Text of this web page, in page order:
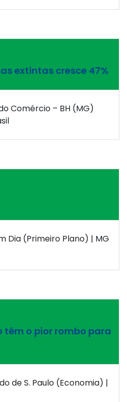
extintas cresce 47%
Comércio – BH (MG)
Dia (Primeiro Plano) | MG
têm o pior rombo para
de S. Paulo (Economia) |